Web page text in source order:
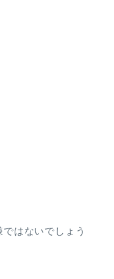
はないでしょう